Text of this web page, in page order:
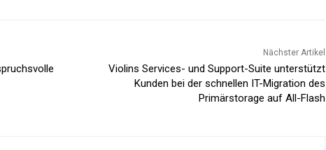
Nächster Artikel
Violins Services- und Support-Suite unterstützt
Kunden bei der schnellen IT-Migration des
Primärstorage auf All-Flash